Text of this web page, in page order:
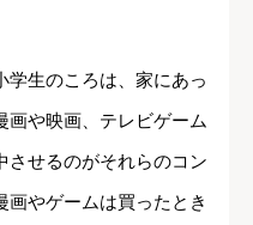
学生のころは、家にあっ
画や映画、テレビゲーム
させるのがそれらのコン
画やゲームは買ったとき